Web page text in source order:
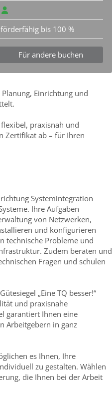
förderfähig bis 100 %
Für andere buchen
Einrichtung und
praxisnah und
Zertifikat ab – für Ihren
Systemintegration
Ihre Aufgaben
von Netzwerken,
und konfigurieren
technische Probleme und
Zudem beraten und
Fragen und schulen
„Eine TQ besser!“
und praxisnahe
garantiert Ihnen eine
Arbeitgebern in ganz
es Ihnen, Ihre
zu gestalten. Wählen
die Ihnen bei der Arbeit